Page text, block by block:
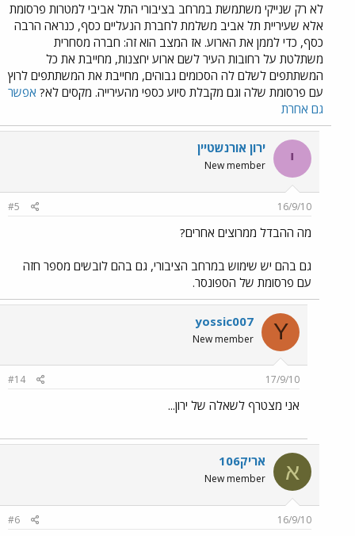
לא רק שנייקי משתמשת במרחב בציבורי התל אביבי למטרות פרסומת
אלא שעיריית תל אביב משלמת לחברת הנעליים כסף, כנראה הרבה
כסף, כדי לממן את הארוע. אז המצב הוא זה: חברה מסחרית
משתלטת על רחובות העיר לשם ארוע יחצנות, מחייבת את כל
המשתתפים לשלם לה הסכומים גבוהים, מחייבת את המשתתפים לרוץ
עם פרסומת שלה וגם מקבלת סיוע כספי מהעירייה. מקסים לא? אפשר
גם אחרת
י ירון אורנשטיין
New member
16/9/10
#5
מה ההבדל ממרוצים אחרים?
גם בהם יש שימוש במרחב הציבורי, גם בהם לובשים מספר חזה
עם פרסומת של הספונסר.
Y
yossic007
New member
17/9/10
#14
אני מצטרף לשאלה של ירון...
א אריק106
New member
16/9/10
#6